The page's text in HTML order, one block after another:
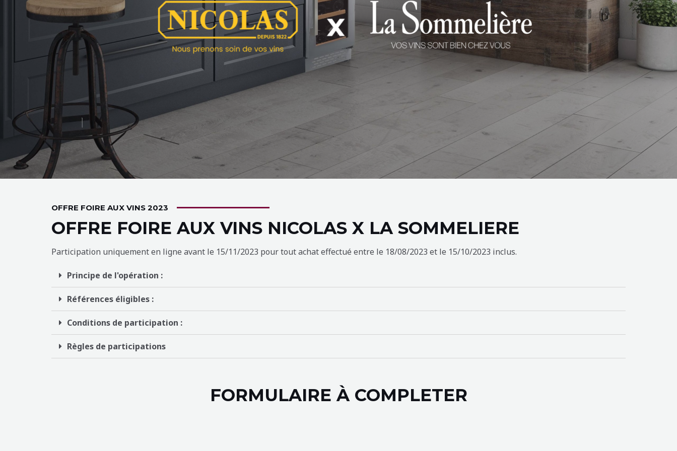
OFFRE FOIRE AUX VINS 2023
OFFRE FOIRE AUX VINS NICOLAS X LA SOMMELIERE
Participation uniquement en ligne avant le 15/11/2023 pour tout achat effectué entre le 18/08/2023 et le 15/10/2023 inclus.
Principe de l'opération :
Références éligibles :
Conditions de participation :
Règles de participations
FORMULAIRE À COMPLETER